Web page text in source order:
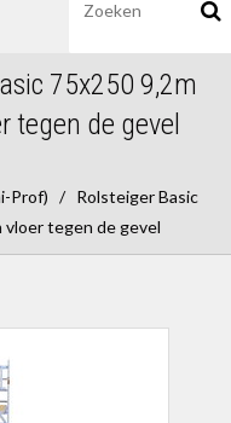
75x250 9,2m
tegen de gevel
Prof) / Rolsteiger Basic
tegen de gevel